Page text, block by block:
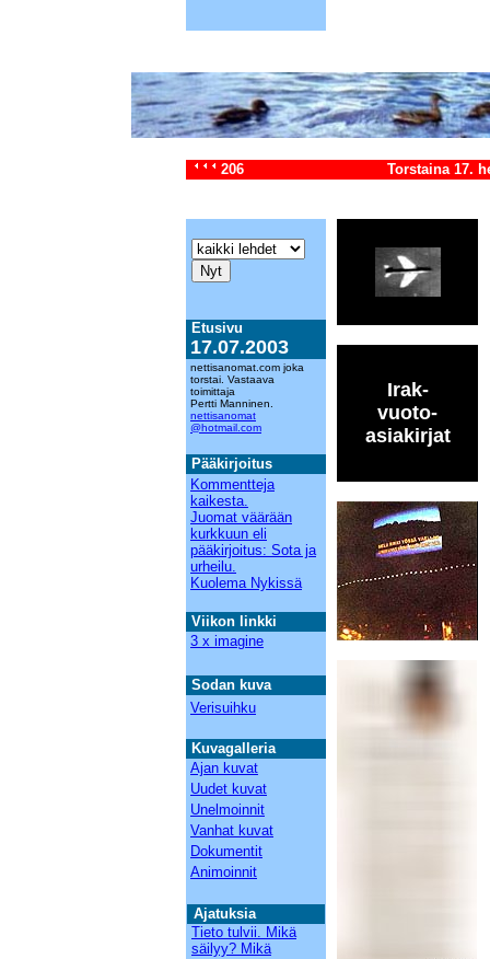
206 Torstaina 17.
Etusivu
17.07.2003
nettisanomat.com joka
torstai. Vastaava
toimittaja
Pertti Manninen.
nettisanomat
@hotmail.com
Pääkirjoitus
Kommentteja
kaikesta.
Juomat väärään
kurkkuun eli
pääkirjoitus: Sota ja
urheilu.
Kuolema Nykissä
Viikon linkki
3 x imagine
Sodan kuva
Verisuihku
Kuvagalleria
Ajan kuvat
Uudet kuvat
Unelmoinnit
Vanhat kuvat
Dokumentit
Animoinnit
Ajatu ksia
Tieto tulvii. Mikä
säilyy? Mikä
Irak-
vuoto-
asiakirjat